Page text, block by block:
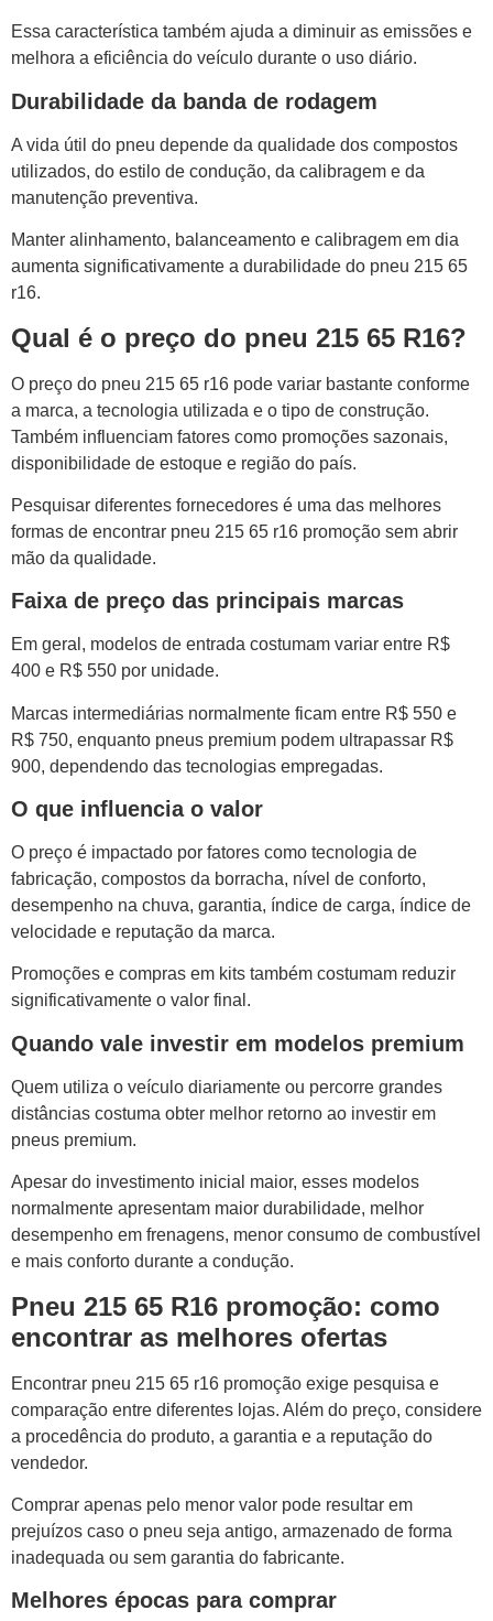
Essa característica também ajuda a diminuir as emissões e
melhora a eficiência do veículo durante o uso diário.
Durabilidade da banda de rodagem
A vida útil do pneu depende da qualidade dos compostos
utilizados, do estilo de condução, da calibragem e da
manutenção preventiva.
Manter alinhamento, balanceamento e calibragem em dia
aumenta significativamente a durabilidade do pneu 215 65
r16.
Qual é o preço do pneu 215 65 R16?
O preço do pneu 215 65 r16 pode variar bastante conforme
a marca, a tecnologia utilizada e o tipo de construção.
Também influenciam fatores como promoções sazonais,
disponibilidade de estoque e região do país.
Pesquisar diferentes fornecedores é uma das melhores
formas de encontrar pneu 215 65 r16 promoção sem abrir
mão da qualidade.
Faixa de preço das principais marcas
Em geral, modelos de entrada costumam variar entre R$
400 e R$ 550 por unidade.
Marcas intermediárias normalmente ficam entre R$ 550 e
R$ 750, enquanto pneus premium podem ultrapassar R$
900, dependendo das tecnologias empregadas.
O que influencia o valor
O preço é impactado por fatores como tecnologia de
fabricação, compostos da borracha, nível de conforto,
desempenho na chuva, garantia, índice de carga, índice de
velocidade e reputação da marca.
Promoções e compras em kits também costumam reduzir
significativamente o valor final.
Quando vale investir em modelos premium
Quem utiliza o veículo diariamente ou percorre grandes
distâncias costuma obter melhor retorno ao investir em
pneus premium.
Apesar do investimento inicial maior, esses modelos
normalmente apresentam maior durabilidade, melhor
desempenho em frenagens, menor consumo de combustível
e mais conforto durante a condução.
Pneu 215 65 R16 promoção: como
encontrar as melhores ofertas
Encontrar pneu 215 65 r16 promoção exige pesquisa e
comparação entre diferentes lojas. Além do preço, considere
a procedência do produto, a garantia e a reputação do
vendedor.
Comprar apenas pelo menor valor pode resultar em
prejuízos caso o pneu seja antigo, armazenado de forma
inadequada ou sem garantia do fabricante.
Melhores épocas para comprar